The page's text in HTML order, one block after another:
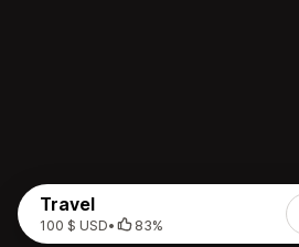
Travel
100 $ USD• 83%